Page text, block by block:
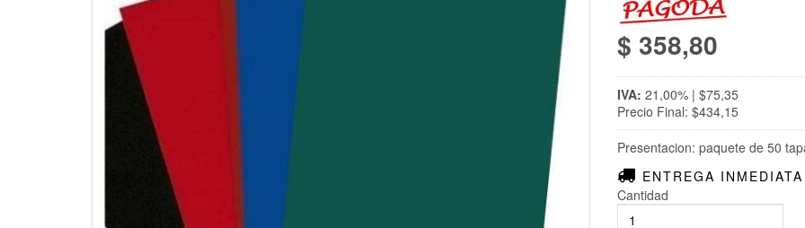
$ 358,80
IVA: 21,00% | $75,35
Precio Final: $434,15
Presentacion: paquete de 50
ENTREGA INMEDIATA
Cantidad